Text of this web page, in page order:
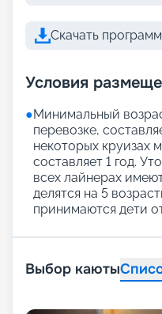
Скачать
Условия
●Минимальный
перевозке,
некоторых круизах
составляет 1 год.
всех лайнерах
делятся на 5
принимаются дети
Выбор каюты